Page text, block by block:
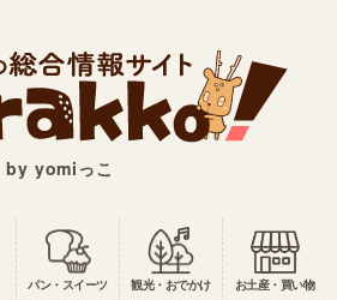
by yomiっこ
パン・スイーツ 観光・おでかけ お土産・買い物